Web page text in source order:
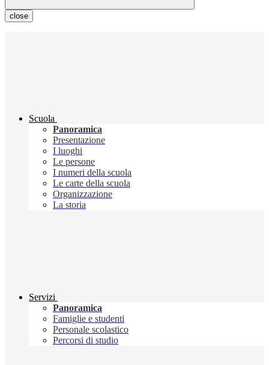
close
Scuola
Panoramica
Presentazione
I luoghi
Le persone
I numeri della scuola
Le carte della scuola
Organizzazione
La storia
Servizi
Panoramica
Famiglie e studenti
Personale scolastico
Percorsi di studio